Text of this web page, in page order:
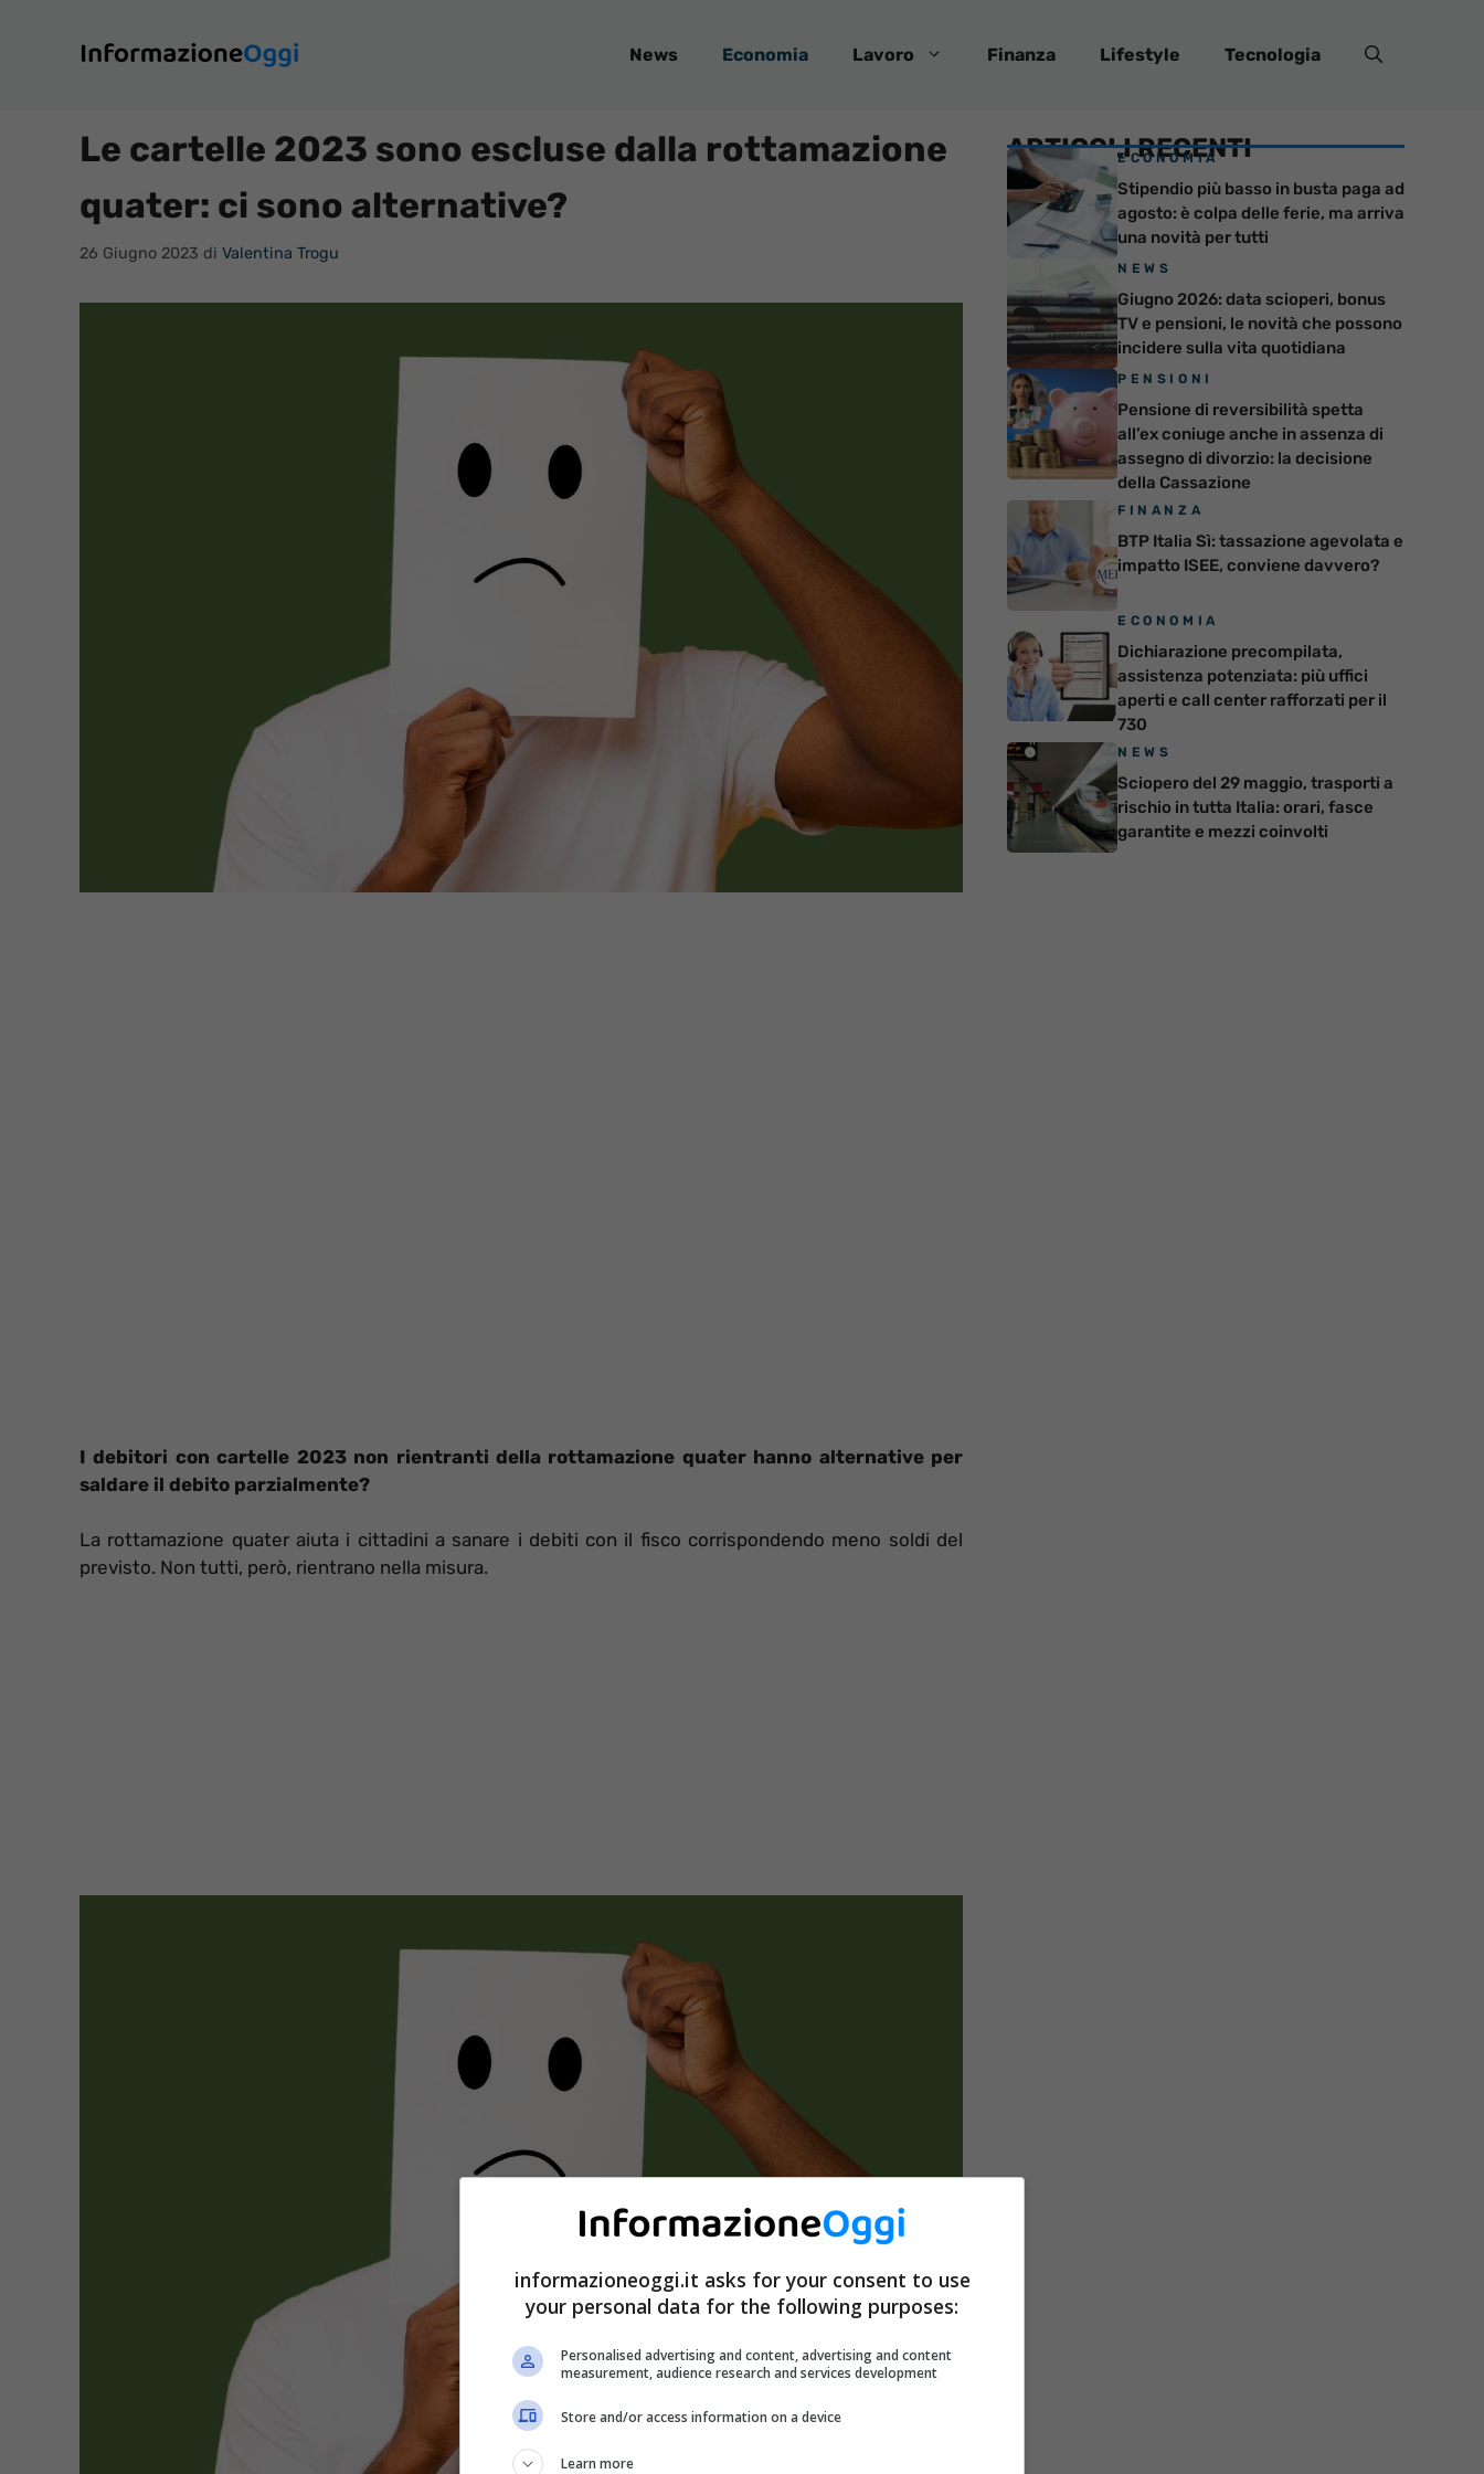
contenuto
News Economia Lavoro Finanza Lifestyle Tecnologia
Le cartelle 2023 sono escluse dalla rottamazione
quater: ci sono alternative?
26 Giugno 2023 di Valentina Trogu
I debitori con cartelle 2023 non rientranti della rottamazione quater hanno alternative per
saldare il debito parzialmente?
La rottamazione quater aiuta i cittadini a sanare i debiti con il fisco corrispondendo meno soldi del
previsto. Non tutti, però, rientrano nella misura.
ARTICOLI RECENTI
ECONOMIA
Stipendio più basso in busta paga ad
agosto: è colpa delle ferie, ma arriva
una novità per tutti
NEWS
Giugno 2026: data scioperi, bonus
TV e pensioni, le novità che possono
incidere sulla vita quotidiana
PENSIONI
Pensione di reversibilità spetta
all’ex coniuge anche in assenza di
assegno di divorzio: la decisione
della Cassazione
FINANZA
BTP Italia Sì: tassazione agevolata e
impatto ISEE, conviene davvero?
ECONOMIA
Dichiarazione precompilata,
assistenza potenziata: più uffici
aperti e call center rafforzati per il
730
NEWS
Sciopero del 29 maggio, trasporti a
rischio in tutta Italia: orari, fasce
garantite e mezzi coinvolti
informazioneoggi.it asks for your consent to use
your personal data for the following purposes:
Personalised advertising and content, advertising and content
measurement, audience research and services development
Store and/or access information on a device
Learn more